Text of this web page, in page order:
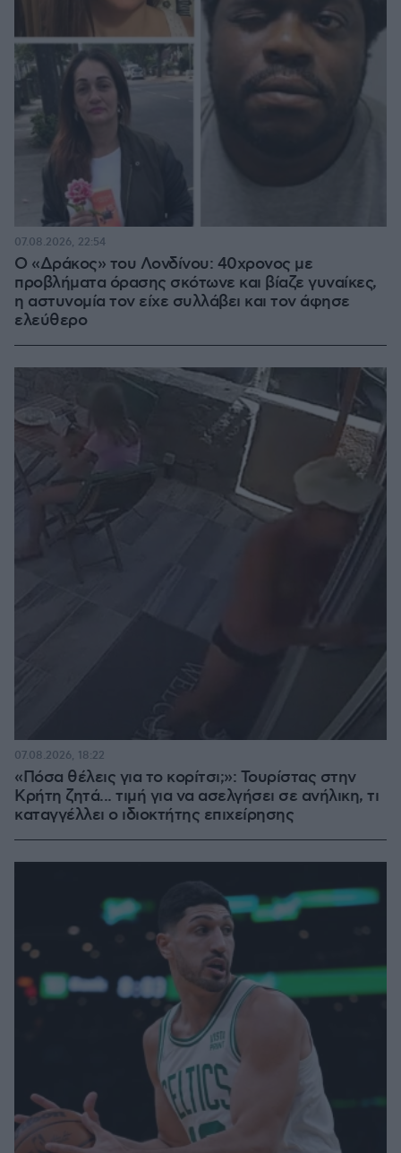
Ο «Δράκος» του Λονδίνου: 40χρονος με
προβλήματα όρασης σκότωνε και βίαζε γυναίκες,
η αστυνομία τον είχε συλλάβει και τον άφησε
ελεύθερο
07.08.2026, 22:54
«Πόσα θέλεις για το κορίτσι;»: Τουρίστας στην
Κρήτη ζητά... τιμή για να ασελγήσει σε ανήλικη, τι
καταγγέλλει ο ιδιοκτήτης επιχείρησης
07.08.2026, 18:22